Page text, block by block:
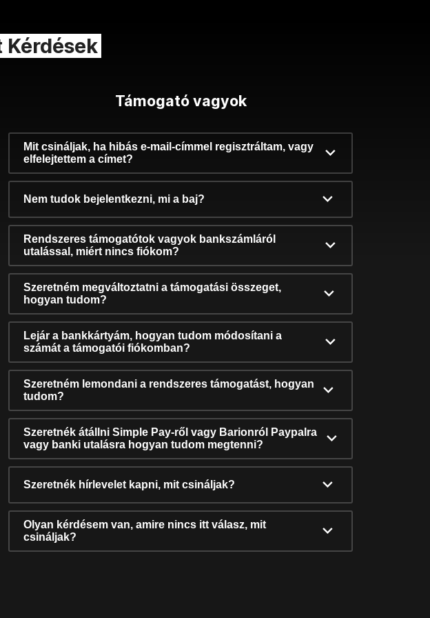
Támogató vagyok
Mit csináljak, ha hibás e-mail-címmel regisztráltam, vagy
elfelejtettem a címet?
Nem tudok bejelentkezni, mi a baj?
Rendszeres támogatótok vagyok bankszámláról
utalással, miért nincs fiókom?
Szeretném megváltoztatni a támogatási összeget,
hogyan tudom?
Lejár a bankkártyám, hogyan tudom módosítani a
számát a támogatói fiókomban?
Szeretném lemondani a rendszeres támogatást, hogyan
tudom?
Szeretnék átállni Simple Pay-ről vagy Barionról Paypalra
vagy banki utalásra hogyan tudom megtenni?
Szeretnék hírlevelet kapni, mit csináljak?
Olyan kérdésem van, amire nincs itt válasz, mit
csináljak?